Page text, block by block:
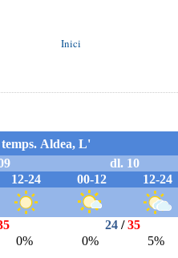
Inici